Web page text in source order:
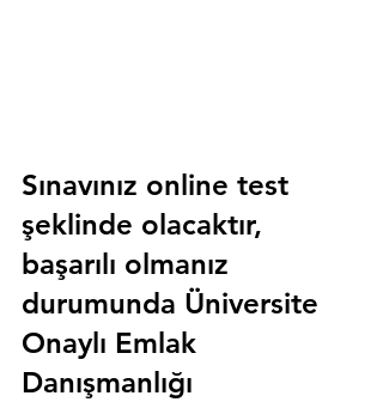
Sınavınız online test
şeklinde olacaktır,
başarılı olmanız
durumunda Üniversite
Onaylı Emlak
Danışmanlığı